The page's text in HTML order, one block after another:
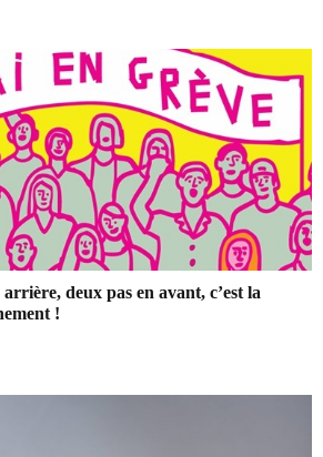
deux pas en avant, c’est la
!